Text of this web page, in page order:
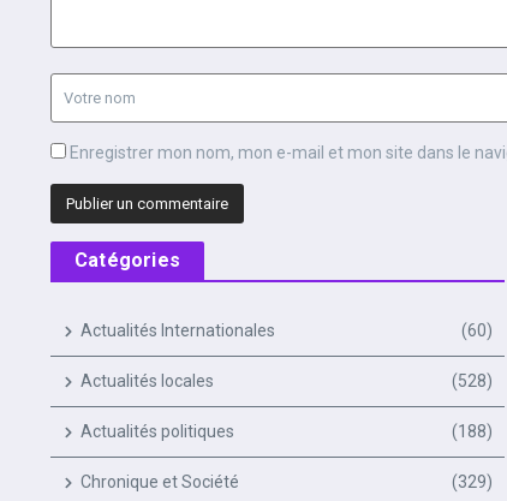
Enregistrer mon nom, mon e-mail et mon site dans le
Catégories
Actualités Internationales (60)
Actualités locales (528)
Actualités politiques (188)
Chronique et Société (329)